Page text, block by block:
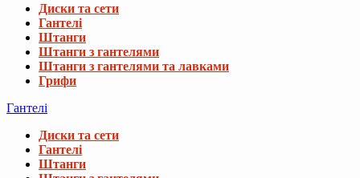
Диски та сети
Гантелі
Штанги
Штанги з гантелями
Штанги з гантелями та лавками
Грифи
Гантелі
Диски та сети
Гантелі
Штанги